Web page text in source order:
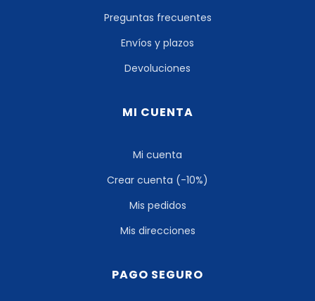
Preguntas frecuentes
Envíos y plazos
Devoluciones
MI CUENTA
Mi cuenta
Crear cuenta (-10%)
Mis pedidos
Mis direcciones
PAGO SEGURO